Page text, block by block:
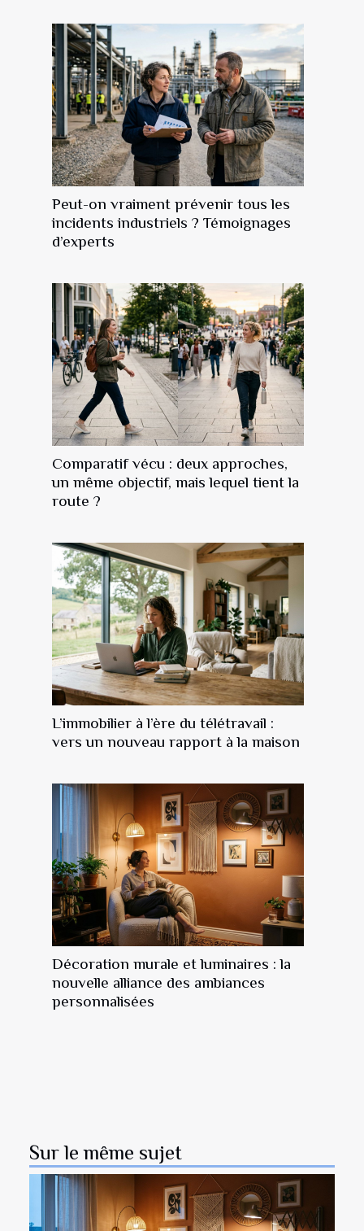
Peut-on vraiment prévenir tous les
incidents industriels ? Témoignages
d’experts
Comparatif vécu : deux approches,
un même objectif, mais lequel tient la
route ?
L’immobilier à l’ère du télétravail :
vers un nouveau rapport à la maison
Décoration murale et luminaires : la
nouvelle alliance des ambiances
personnalisées
Sur le même sujet